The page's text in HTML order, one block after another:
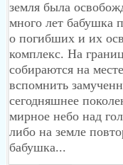
земля была
много лет бабушка
о погибших и их
комплекс. На
собираются на
вспомнить
сегодняшнее
мирное небо над
либо на земле
бабушка...